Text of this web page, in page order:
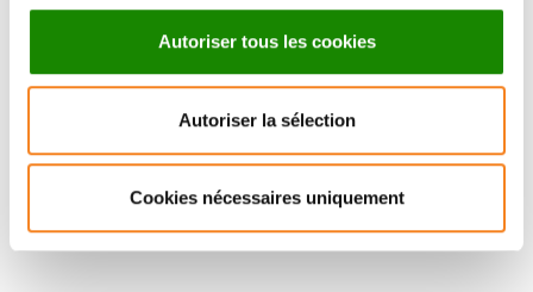
Autoriser tous les cookies
Autoriser la sélection
Cookies nécessaires uniquement